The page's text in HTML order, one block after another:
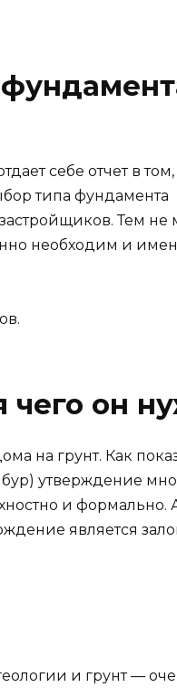
себе отчет в
типа фундамента
Тем не
необходим и
чего он
на грунт. Как
утверждение
и формально.
является
и грунт —